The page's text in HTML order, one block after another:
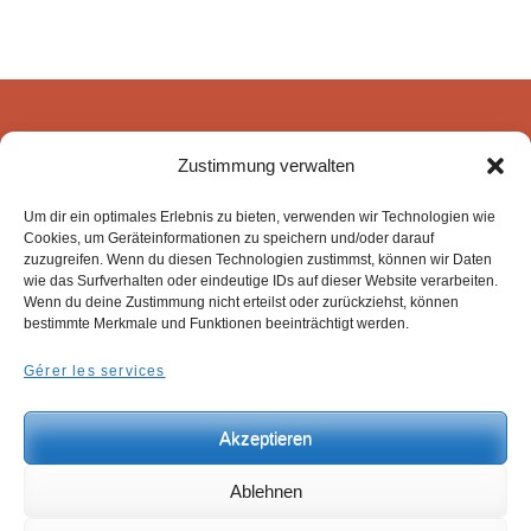
Zustimmung verwalten
Um dir ein optimales Erlebnis zu bieten, verwenden wir Technologien wie
Cookies, um Geräteinformationen zu speichern und/oder darauf
zuzugreifen. Wenn du diesen Technologien zustimmst, können wir Daten
wie das Surfverhalten oder eindeutige IDs auf dieser Website verarbeiten.
Wenn du deine Zustimmung nicht erteilst oder zurückziehst, können
bestimmte Merkmale und Funktionen beeinträchtigt werden.
Gérer les services
Akzeptieren
Ablehnen
sur
la
du
produit
sur
page
du
Candol Produktions-
Kalterer Gasse 8
2340 Mödling